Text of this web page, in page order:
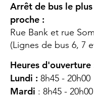
Arrêt de bus le plus
proche :
Rue Bank et rue
(Lignes de bus 6, 7
Heures d'ouverture
Lundi : 8h45 - 20h00
Mardi : 8h45 - 20h00